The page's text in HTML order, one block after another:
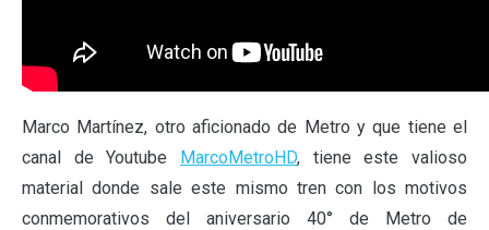
Marco Martínez, otro aficionado de Metro y que tiene el
canal de Youtube MarcoMetroHD, tiene este valioso
material donde sale este mismo tren con los motivos
conmemorativos del aniversario 40° de Metro de